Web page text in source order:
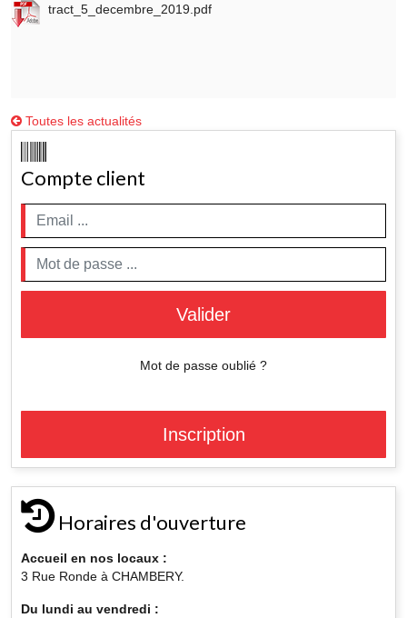
tract_5_decembre_2019.pdf
Toutes les actualités
Compte client
Valider
Mot de passe oublié ?
Inscription
Horaires d'ouverture
Accueil en nos locaux :
3 Rue Ronde à CHAMBERY.
Du lundi au vendredi :